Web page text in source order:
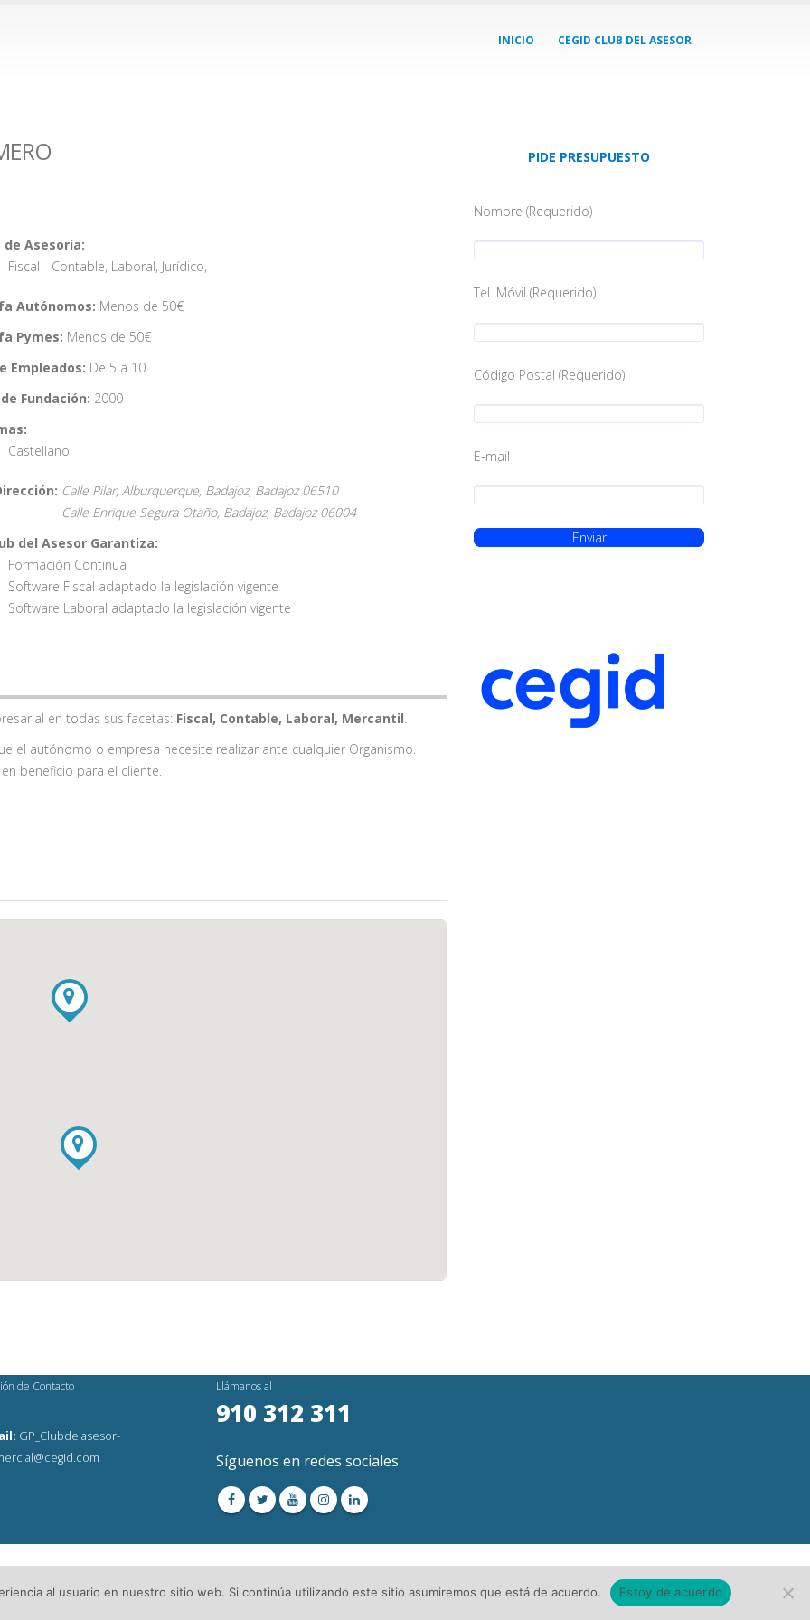
INICIO CEGID CLUB DEL ASESOR
de Asesoría:
Fiscal - Contable, Laboral, Jurídico,
Autónomos: Menos de 50€
Pymes: Menos de 50€
Empleados: De 5 a 10
Fundación: 2000
Castellano,
Calle Pilar, Alburquerque, Badajoz, Badajoz 06510
Calle Enrique Segura Otaño, Badajoz, Badajoz 06004
del Asesor Garantiza:
Formación Continua
Software Fiscal adaptado la legislación vigente
Software Laboral adaptado la legislación vigente
en todas sus facetas: Fiscal, Contable, Laboral, Mercantil.
el autónomo o empresa necesite realizar ante cualquier Organismo.
beneficio para el cliente.
PIDE PRESUPUESTO
Nombre (Requerido)
Tel. Móvil (Requerido)
Código Postal (Requerido)
E-mail
de Contacto
GP_Clubdelasesor-
Llámanos al
910 312 311
Síguenos en redes sociales
al usuario en nuestro sitio web. Si continúa utilizando este sitio asumiremos que está de acuerdo. Estoy de acuerdo